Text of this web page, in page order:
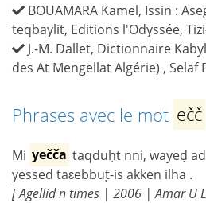
BOUAMARA Kamel, Issin :
teqbaylit, Editions l'Odyssée,
J.-M. Dallet, Dictionnaire
des At Mengellat Algérie) , Selaf
Phrases avec le mot ečč
Mi yečča taqduḥt nni, wayeḍ
yessed taɛebbuṭ-is akken ilha .
[ Agellid n times | 2006 | Amar U